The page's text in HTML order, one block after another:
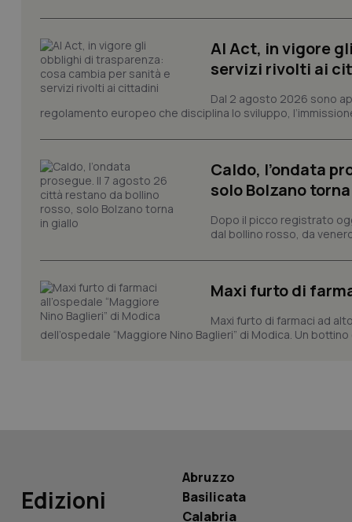
AI Act, in vigore
servizi rivolti ai
Dal 2 agosto 2026 sono
regolamento europeo che disciplina lo sviluppo,
Caldo, l’ondata
solo Bolzano
Dopo il picco registrato
dal bollino rosso, da
Maxi furto di
Maxi furto di farmaci ad
dell’ospedale “Maggiore Nino Baglieri” di Modica. Un
Edizioni
Abruzzo
Basilicata
Calabria
_ga_KM60CM4NPH
Nome
Nome
ROLLOUT_TOKEN